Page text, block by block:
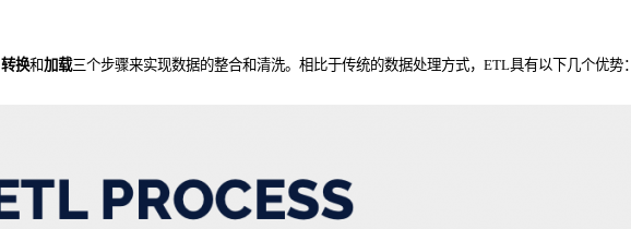
转换和加载三个步骤来实现数据的整合和清洗。相比于传统的数据处理方式，ETL具有以下几个优势：